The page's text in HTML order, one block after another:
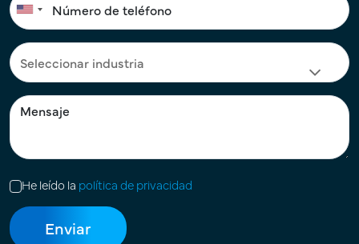
He leído la política de privacidad